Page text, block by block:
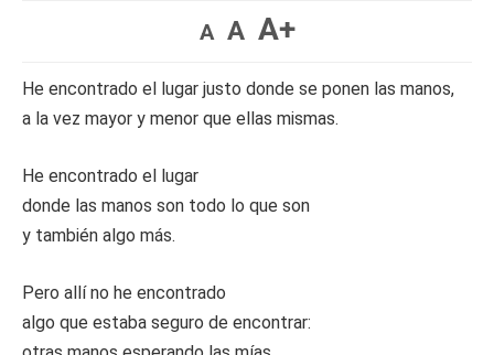
A A A+
He encontrado el lugar justo donde se ponen las manos,
a la vez mayor y menor que ellas mismas.
He encontrado el lugar
donde las manos son todo lo que son
y también algo más.
Pero allí no he encontrado
algo que estaba seguro de encontrar: